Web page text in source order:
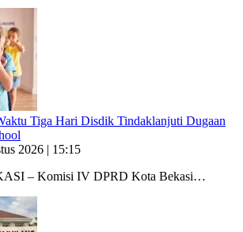
Tiga Hari Disdik Tindaklanjuti Dugaan
2026 | 15:15
– Komisi IV DPRD Kota Bekasi…